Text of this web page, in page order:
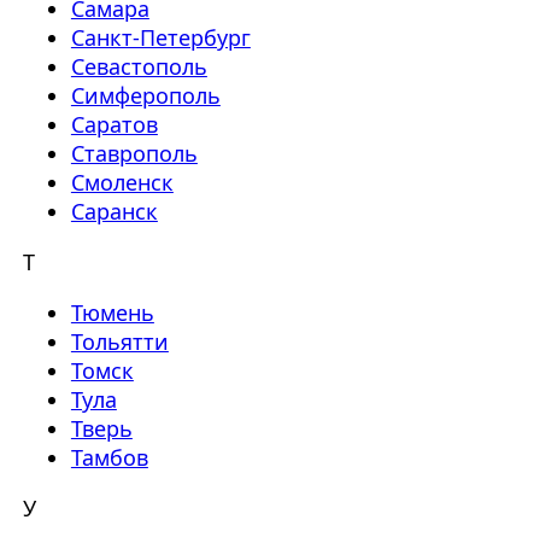
Самара
Санкт-Петербург
Севастополь
Симферополь
Саратов
Ставрополь
Смоленск
Саранск
Т
Тюмень
Тольятти
Томск
Тула
Тверь
Тамбов
У